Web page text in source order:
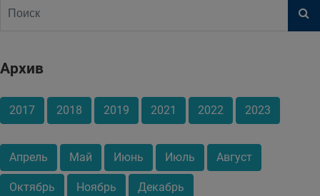
Архив
2017 2018 2019 2021 2022 2023
Апрель Май Июнь Июль Август
Октябрь Ноябрь Декабрь